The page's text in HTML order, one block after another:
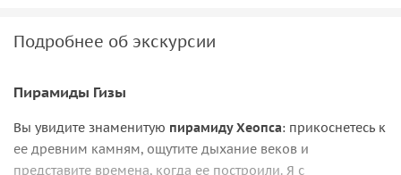
Подробнее об экскурсии
Пирамиды Гизы
Вы увидите знаменитую пирамиду Хеопса: прикоснетесь к
ее древним камням, ощутите дыхание веков и
представите времена, когда ее построили. Я с